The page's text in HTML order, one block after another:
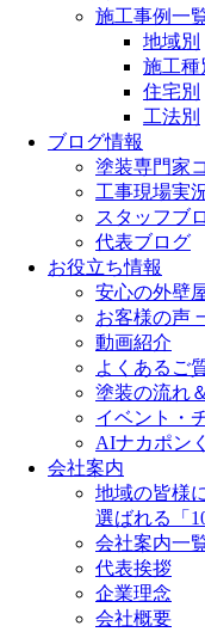
施工事例一
地域別
施工種
住宅別
工法別
ブログ情報
塗装専門家
工事現場実
スタッフブ
代表ブログ
お役立ち情報
安心の外壁
お客様の声
動画紹介
よくあるご
塗装の流れ
イベント・
AIナカポン
会社案内
地域の皆様
選ばれる「
会社案内一
代表挨拶
企業理念
会社概要